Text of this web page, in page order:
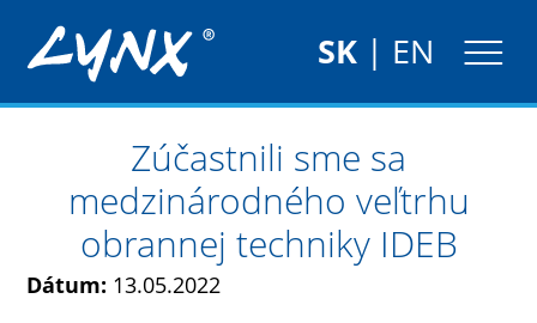
SK| EN
Zúčastnili sme sa
medzinárodného veľtrhu
obrannej techniky IDEB
Dátum: 13.05.2022